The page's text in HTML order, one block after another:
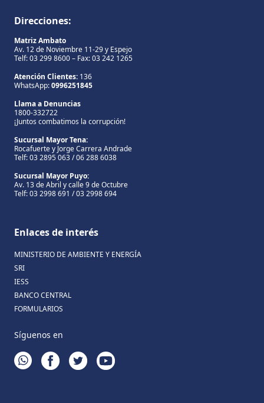
Direcciones:
Matriz Ambato
Av. 12 de Noviembre 11-29 y Espejo
Telf: 03 299 8600 – Fax: 03 242 1265
Atención Clientes: 136
WhatsApp:0996251845
Llama a Denuncias
1800-332722
¡Juntos combatimos la corrupción!
Sucursal Mayor Tena:
Rocafuerte y Jorge Carrera Andrade
Telf: 03 2895 063 / 06 288 6038
Sucursal Mayor Puyo:
Av. 13 de Abril y calle 9 de Octubre
Telf: 03 2998 691 / 03 2998 694
Enlaces de interés
MINISTERIO DE AMBIENTE Y ENERGÍA
SRI
IESS
BANCO CENTRAL
FORMULARIOS
Síguenos en
WHATSAPPFACEBOOKTWITTERYOUTUBE